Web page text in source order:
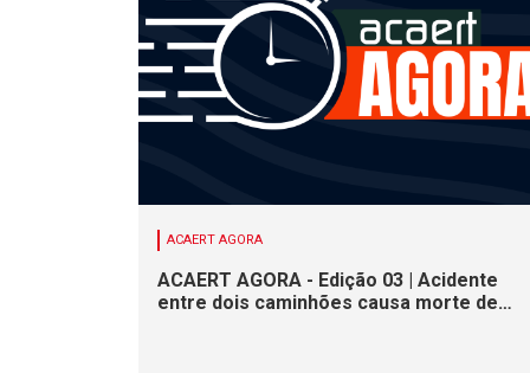
ACAERT AGORA
ACAERT AGORA - Edição 03 | Acidente
entre dois caminhões causa morte de